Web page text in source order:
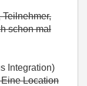
schon mal
Integration)
Location